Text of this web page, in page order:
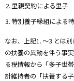
里親契約による里子
特別養子縁組による
なお、上記1. ～3.とは
の扶養の異動を伴う事
る税情報から「多子世
計維持者の「扶養する